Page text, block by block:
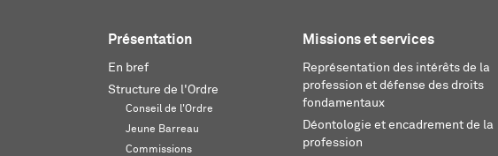
Présentation
En bref
Structure de l'Ordre
Conseil de l'Ordre
Jeune Barreau
Commissions
Missions et services
Représentation des intérêts de la
profession et défense des droits
fondamentaux
Déontologie et encadrement de la
profession